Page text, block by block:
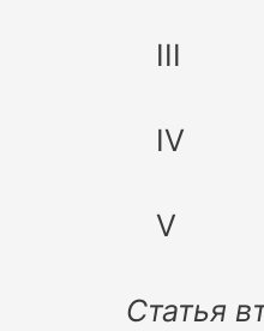
III
IV
V
Статья